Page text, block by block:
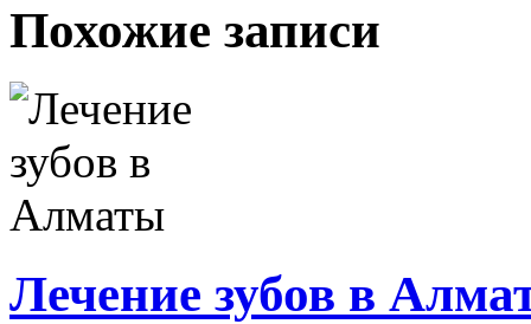
Похожие записи
Лечение зубов в